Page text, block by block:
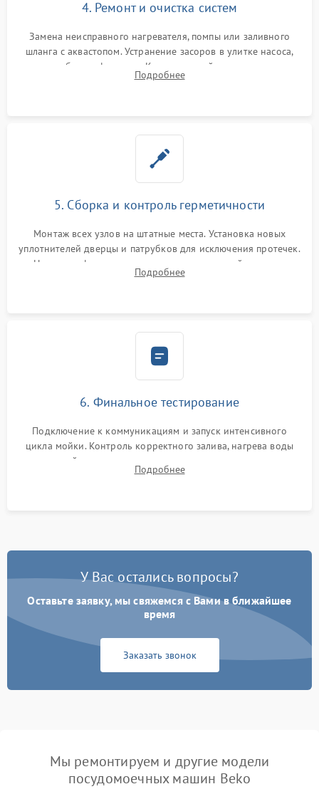
4. Ремонт и очистка систем
Замена неисправного нагревателя, помпы или заливного
шланга с аквастопом. Устранение засоров в улитке насоса,
патрубках и фильтрах. Компонентный ремонт платы
управления, восстановление поврежденной проводки.
Подробнее
5. Сборка и контроль герметичности
Монтаж всех узлов на штатные места. Установка новых
уплотнителей дверцы и патрубков для исключения протечек.
Надежная фиксация хомутов гидравлической системы,
сборка корпуса и установка датчика поплавка.
Подробнее
6. Финальное тестирование
Подключение к коммуникациям и запуск интенсивного
цикла мойки. Контроль корректного залива, нагрева воды
до нужной температуры, отсутствия посторонних шумов,
штатного слива и абсолютной сухости в поддоне.
Подробнее
У Вас остались вопросы?
Оставьте заявку, мы свяжемся с Вами в ближайшее
время
Заказать звонок
Мы ремонтируем и другие модели
посудомоечных машин Beko